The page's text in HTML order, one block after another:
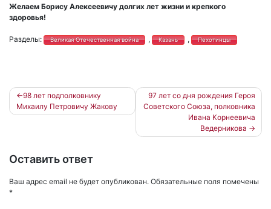
Желаем Борису Алексеевичу долгих лет жизни и крепкого
здоровья!
Разделы: Великая Отечественная война , Казань , Пехотинцы
Навигация
по
98 лет подполковнику
Михаилу Петровичу Жакову
97 лет со дня рождения Героя
Советского Союза, полковника
Ивана Корнеевича
Ведерникова
Оставить ответ
Ваш адрес email не будет опубликован. Обязательные поля помечены
*